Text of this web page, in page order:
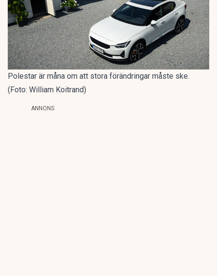
Polestar är måna om att stora förändringar måste ske.
(Foto: William Koitrand)
ANNONS